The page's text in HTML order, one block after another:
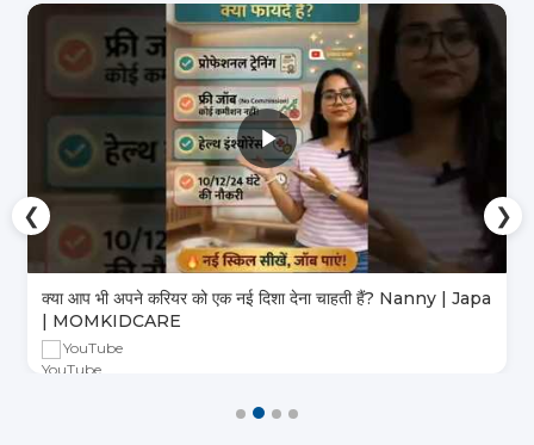
क्या आप भी अपने करियर को एक नई दिशा देना चाहती हैं? Nanny | Japa
| MOMKIDCARE
YouTube
❮ ❯